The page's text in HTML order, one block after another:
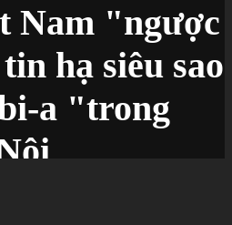
Nam "ngược
hạ siêu sao
a "trong